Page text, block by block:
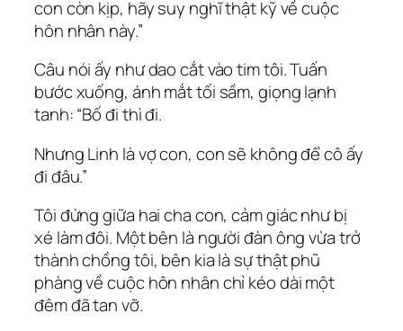
con còn kịp, hãy suy nghĩ thật kỹ về cuộc
hôn nhân này.”
Câu nói ấy như dao cắt vào tim tôi. Tuấn
bước xuống, ánh mắt tối sầm, giọng lạnh
tanh: “Bố đi thì đi.
Nhưng Linh là vợ con, con sẽ không để cô ấy
đi đâu.”
Tôi đứng giữa hai cha con, cảm giác như bị
xé làm đôi. Một bên là người đàn ông vừa trở
thành chồng tôi, bên kia là sự thật phũ
phàng về cuộc hôn nhân chỉ kéo dài một
đêm đã tan vỡ.